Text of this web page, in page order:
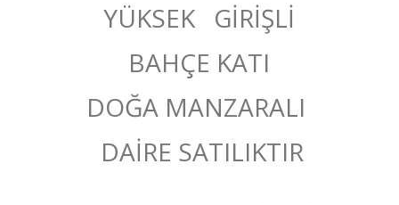
YÜKSEK GİRİŞLİ
BAHÇE KATI
DOĞA MANZARALI
DAİRE SATILIKTIR